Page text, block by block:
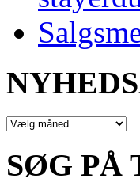
NYHEDSARKIV
SØG PÅ